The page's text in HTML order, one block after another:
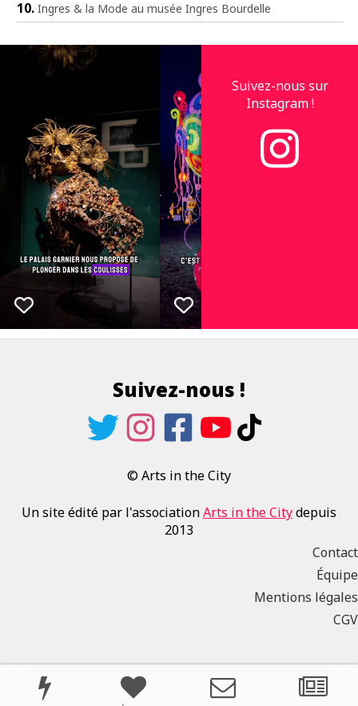
Ingres & la Mode au musée Ingres Bourdelle
Suivez-nous sur
Instagram !
Suivez-nous !
© Arts in the City
Un site édité par l'associationArts in the Citydepuis
2013
Contact
Équipe
Mentions légales
CGV